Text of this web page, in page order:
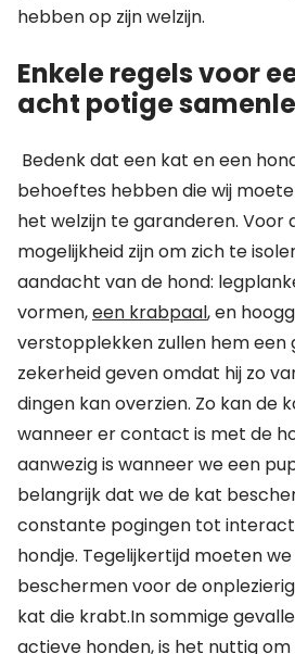
hebben op zijn welzijn.
Enkele regels voor
acht potige
Bedenk dat een kat en een
behoeftes hebben die wij
het welzijn te garanderen. Voor
mogelijkheid zijn om zich te
aandacht van de hond:
vormen,een krabpaal, en
verstopplekken zullen hem een
zekerheid geven omdat hij zo
dingen kan overzien. Zo kan de
wanneer er contact is met de
aanwezig is wanneer we een
belangrijk dat we de kat
constante pogingen tot
hondje. Tegelijkertijd moeten
beschermen voor de
kat die krabt.In sommige
actieve honden, is het nuttig